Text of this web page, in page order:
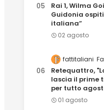
Rai 1, Wilma
Guidonia ospiti
italiana”
02 agosto
fattitaliani
Retequattro,
lascia il prime
per tutto
01 agosto